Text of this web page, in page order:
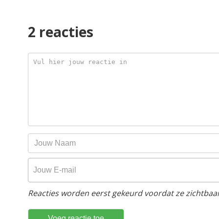
2 reacties
Reacties worden eerst gekeurd voordat ze